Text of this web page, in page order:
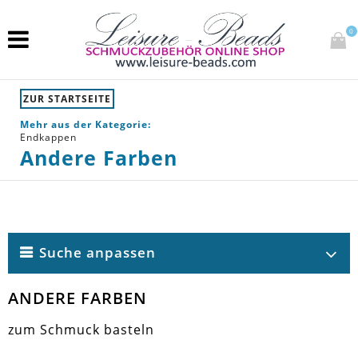
0
ZUR STARTSEITE
Mehr aus der Kategorie:
Endkappen
Andere Farben
Suche anpassen
ANDERE FARBEN
zum Schmuck basteln